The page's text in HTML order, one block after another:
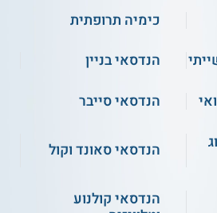
מכונות במכללה הטכנולוגית באר
מכינות להנדסאים שעברו את כל
ומתמטיקה במכינה. בנוסף, המכללה
כימיה תרופתית
הנדסאי בניין
הנדסאי סייבר
הנדסאי סאונד וקול
הנדסאי קולנוע